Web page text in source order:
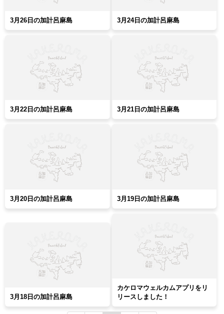
3月26日の加計呂麻島 3月24日の加計呂麻島
3月22日の加計呂麻島 3月21日の加計呂麻島
3月20日の加計呂麻島 3月19日の加計呂麻島
3月18日の加計呂麻島
カケロマウェルカムアプリをリ
リースしました！